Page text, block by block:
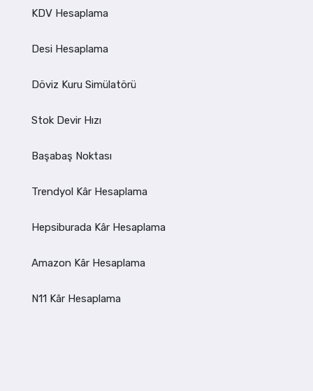
KDV Hesaplama
Desi Hesaplama
Döviz Kuru Simülatörü
Stok Devir Hızı
Başabaş Noktası
Trendyol Kâr Hesaplama
Hepsiburada Kâr Hesaplama
Amazon Kâr Hesaplama
N11 Kâr Hesaplama